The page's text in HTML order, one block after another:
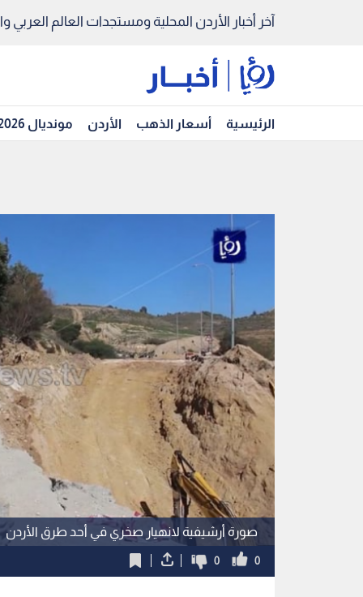
آخر أخبار الأردن المحلية ومستجدات العالم العربي
الرئيسية أسعار الذهب الأردن مونديال 2026
صورة أرشيفية لانهيار صخري في أحد طرق الأردن
0
0